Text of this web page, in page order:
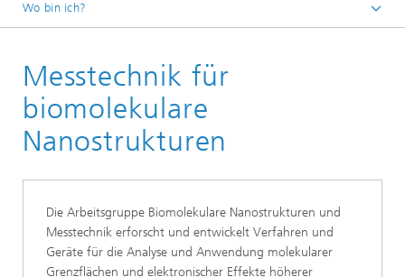
Wo bin ich?
Messtechnik für
biomolekulare
Nanostrukturen
Die Arbeitsgruppe Biomolekulare Nanostrukturen und
Messtechnik erforscht und entwickelt Verfahren und
Geräte für die Analyse und Anwendung molekularer
Grenzflächen und elektronischer Effekte höherer